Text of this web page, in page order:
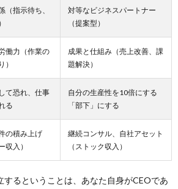
（指示待ち、
対等なビジネスパートナー
（提案型）
働力（作業の
）
成果と仕組み（売上改善、課
題解決）
て恐れ、仕事
る
自分の生産性を10倍にする
「部下」にする
の積み上げ
収入）
継続コンサル、自社アセット
（ストック収入）
するということは、あなた自身がCEOであ